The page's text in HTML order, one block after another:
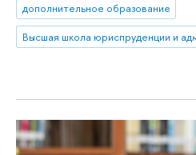
дополнительное образование